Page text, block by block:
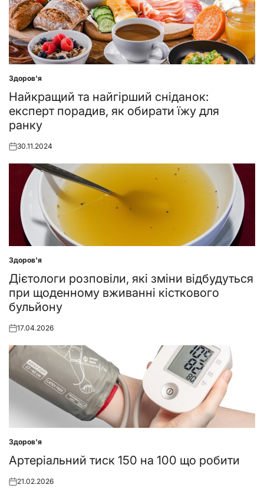
Posted
in
Здоров'я
Найкращий та найгірший сніданок:
експерт порадив, як обирати їжу для
ранку
Posted
30.11.2024
Posted
in
Здоров'я
Дієтологи розповіли, які зміни відбудуться
при щоденному вживанні кісткового
бульйону
Posted
17.04.2026
Posted
in
Здоров'я
Артеріальний тиск 150 на 100 що робити
Posted
21.02.2026